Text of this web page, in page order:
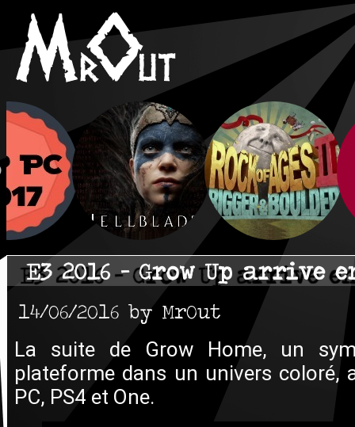
E3 2016 - Grow Up arrive
14/06/2016 by MrOut
La suite de Grow Home, un
plateforme dans un univers coloré,
PC, PS4 et One.